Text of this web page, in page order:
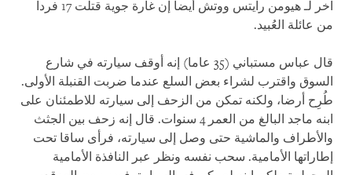
آخر لـ هيومن رايتس ووتش أيضا إن غارة جوية قتلت 17 فردا
من عائلة العُبيد.
قال عباس مستباني (35 عاما) إنه أوقف سيارته في شارع
السوق واقترب لشراء بعض السلع عندما ضربت القنبلة الأولى.
طُرِح أرضا، ولكنه تمكن من الزحف إلى سيارته للاطمئنان على
ابنه ماجد البالغ من العمر 4 سنوات. قال إنه زحف بين الجثث
والأطراف والماشية حتى وصل إلى سيارته، فرأى ساقا تحت
إطاراتها الأمامية. سحب نفسه ونظر عبر النافذة الأمامية